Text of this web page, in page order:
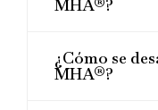
MHA®?
¿Cómo se
MHA®?